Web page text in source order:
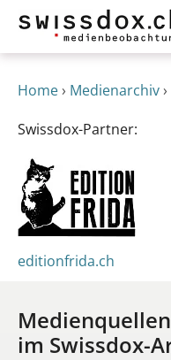
Home› Medienarchiv›
Swissdox-Partner:
editionfrida.ch
im Swissdox-